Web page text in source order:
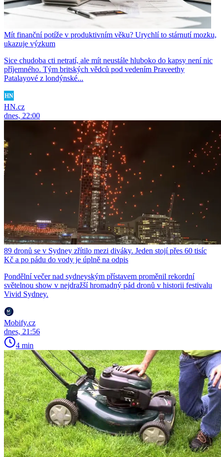
Mít finanční potíže v produktivním věku? Urychlí to stárnutí mozku,
ukazuje výzkum
Sice chudoba cti netratí, ale mít neustále hluboko do kapsy není nic
příjemného. Tým britských vědců pod vedením Praveethy
Patalayové z londýnské...
HN.cz
dnes, 22:00
89 dronů se v Sydney zřítilo mezi diváky. Jeden stojí přes 60 tisíc
Kč a po pádu do vody je úplně na odpis
Pondělní večer nad sydneyským přístavem proměnil rekordní
světelnou show v nejdražší hromadný pád dronů v historii festivalu
Vivid Sydney.
Mobify.cz
dnes, 21:56
4 min